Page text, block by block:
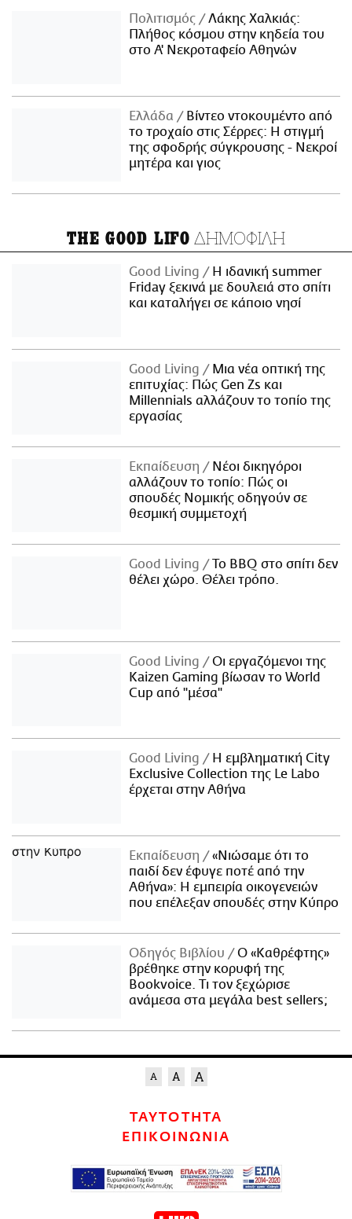
Πολιτισμός
Λάκης Χαλκιάς:
Πλήθος κόσμου στην κηδεία του
στο Α' Νεκροταφείο Αθηνών
Ελλάδα
Βίντεο ντοκουμέντο από
το τροχαίο στις Σέρρες: Η στιγμή
της σφοδρής σύγκρουσης - Νεκροί
μητέρα και γιος
THE GOOD LIFO ΔΗΜΟΦΙΛΗ
Good Living
Η ιδανική summer
Friday ξεκινά με δουλειά στο σπίτι
και καταλήγει σε κάποιο νησί
Good Living
Μια νέα οπτική της
επιτυχίας: Πώς Gen Zs και
Millennials αλλάζουν το τοπίο της
εργασίας
Εκπαίδευση
Νέοι δικηγόροι
αλλάζουν το τοπίο: Πώς οι
σπουδές Νομικής οδηγούν σε
θεσμική συμμετοχή
Good Living
Το BBQ στο σπίτι δεν
θέλει χώρο. Θέλει τρόπο.
Good Living
Οι εργαζόμενοι της
Kaizen Gaming βίωσαν το World
Cup από "μέσα"
Good Living
Η εμβληματική City
Exclusive Collection της Le Labo
έρχεται στην Αθήνα
Εκπαίδευση
«Νιώσαμε ότι το
παιδί δεν έφυγε ποτέ από την
Αθήνα»: Η εμπειρία οικογενειών
που επέλεξαν σπουδές στην Κύπρο
Οδηγός Βιβλίου
Ο «Καθρέφτης»
βρέθηκε στην κορυφή της
Bookvoice. Τι τον ξεχώρισε
ανάμεσα στα μεγάλα best sellers;
ΤΑΥΤΟΤΗΤΑ
ΕΠΙΚΟΙΝΩΝΙΑ